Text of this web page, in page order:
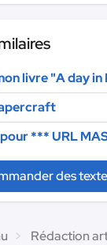
livre "A day in
*** URL
des
Rédaction